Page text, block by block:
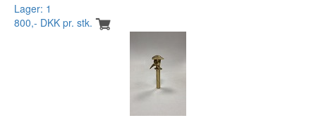
Lager: 1
800,- DKK pr. stk.